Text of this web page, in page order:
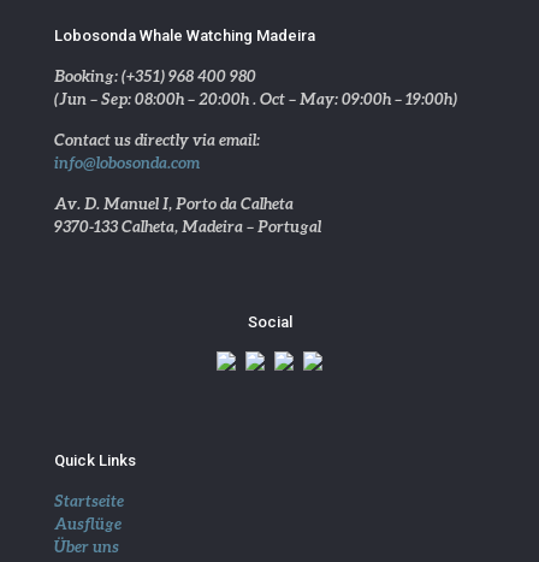
Lobosonda Whale Watching Madeira
Booking: (+351) 968 400 980
(Jun – Sep: 08:00h – 20:00h . Oct – May: 09:00h – 19:00h)
Contact us directly via email:
info@lobosonda.com
Av. D. Manuel I, Porto da Calheta
9370-133 Calheta, Madeira – Portugal
Social
Quick Links
Startseite
Ausflüge
Über uns